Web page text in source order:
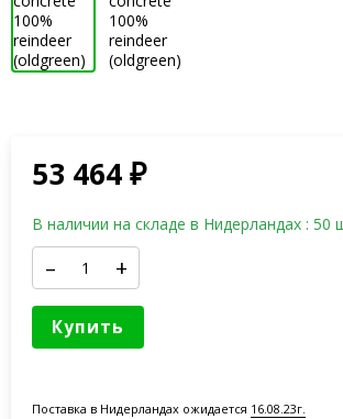
53 464₽
В наличии на складе в Нидерландах : 50
– +
Купить
Поставка в Нидерландах ожидается 16.08.23г.